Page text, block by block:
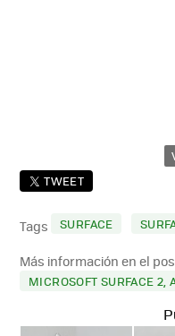
TWEET
Tags SURFACE
Más información en el
MICROSOFT SURFACE 2,